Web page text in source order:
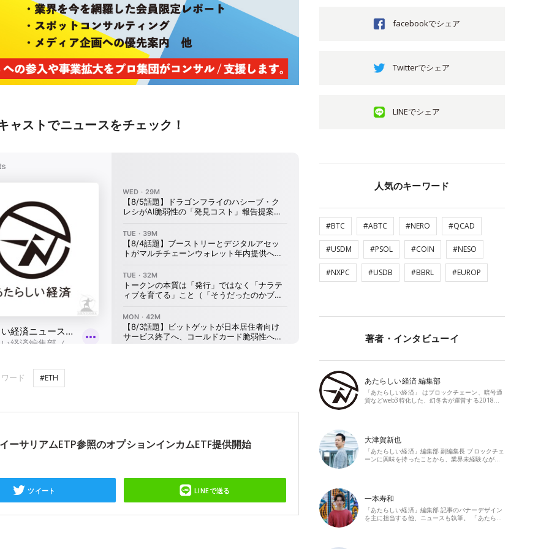
ャストでニュースをチェック！
ード #ETH
ーサリアムETP参照のオプションインカムETF提供開始
ツイート LINEで送る
facebookでシェア
Twitterでシェア
LINEでシェア
人気のキーワード
#BTC #ABTC #NERO #QCAD
#USDM #PSOL #COIN #NESO
#NXPC #USDB #BBRL #EUROP
著者・インタビューイ
あたらしい経済 編集部
「あたらしい経済」 はブロックチェーン、暗号通
貨などweb3特化した、幻冬舎が運営する2018…
大津賀新也
「あたらしい経済」編集部 副編集長 ブロックチェ
ーンに興味を持ったことから、業界未経験なが…
一本寿和
「あたらしい経済」編集部 記事のバナーデザイン
を主に担当する他、ニュースも執筆。 「あたら…